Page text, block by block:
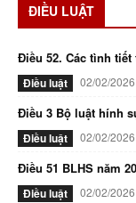
ĐIỀU LUẬT
Điều 52. Các tình
Điều luật 02/02/2026
Điều 3 Bộ luật hính
Điều luật 02/02/2026
Điều 51 BLHS năm
Điều luật 02/02/2026